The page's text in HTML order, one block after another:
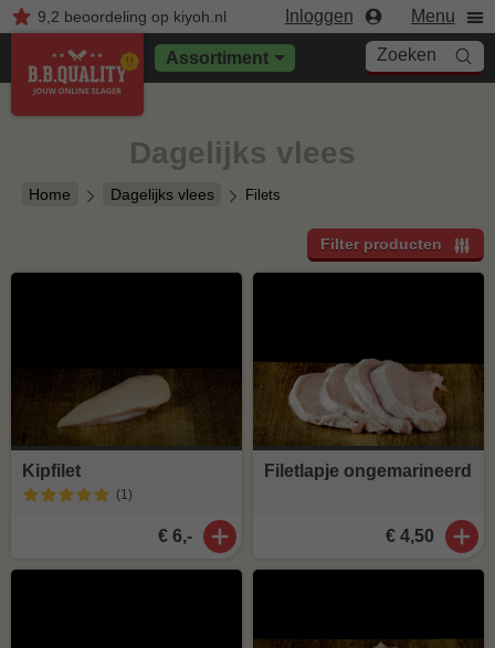
9,2 beoordelingop kiyoh.nl Inloggen Menu
Assortiment Zoeken
Home Dagelijks vlees Filets
Dagelijks vlees
Filter producten
Kipfilet
(1)
€ 6,-
Filetlapje ongemarineerd
€ 4,50